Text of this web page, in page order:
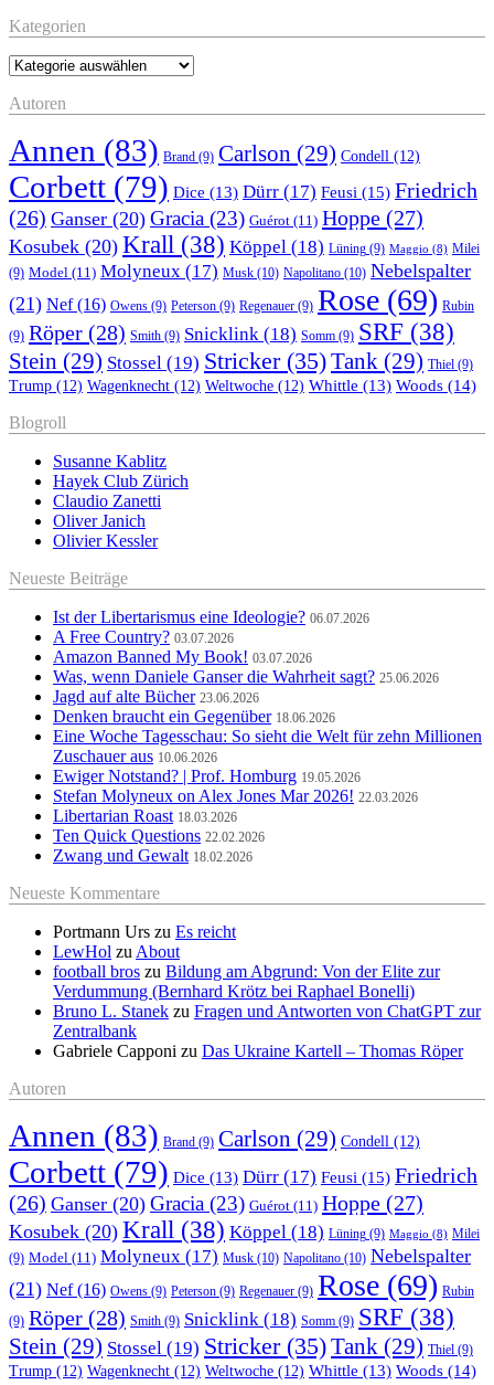
Kategorien
Kategorien
Autoren
Annen (83) Brand (9) Carlson (29) Condell (12)
Corbett (79) Dice (13) Dürr (17) Feusi (15) Friedrich
(26) Ganser (20) Gracia (23) Guérot (11) Hoppe (27)
Kosubek (20) Krall (38) Köppel (18) Lüning (9) Maggio (8) Milei
(9) Model (11) Molyneux (17) Musk (10) Napolitano (10) Nebelspalter
(21) Nef(16) Owens (9) Peterson (9) Regenauer (9) Rose (69) Rubin
(9) Röper (28) Smith (9) Snicklink (18) Somm (9) SRF (38)
Stein (29) Stossel (19) Stricker(35)Tank (29) Thiel (9)
Trump (12) Wagenknecht (12) Weltwoche (12) Whittle (13) Woods (14)
Blogroll
Susanne Kablitz
Hayek Club Zürich
Claudio Zanetti
Oliver Janich
Olivier Kessler
Neueste Beiträge
Ist der Libertarismus eine Ideologie? 06.07.2026
A Free Country? 03.07.2026
Amazon Banned My Book! 03.07.2026
Was, wenn Daniele Ganser die Wahrheit sagt? 25.06.2026
Jagd auf alte Bücher 23.06.2026
Denken braucht ein Gegenüber 18.06.2026
Eine Woche Tagesschau: So sieht die Welt für zehn Millionen
Zuschauer aus 10.06.2026
Ewiger Notstand? | Prof. Homburg 19.05.2026
Stefan Molyneux on Alex Jones Mar 2026! 22.03.2026
Libertarian Roast 18.03.2026
Ten Quick Questions 22.02.2026
Zwang und Gewalt 18.02.2026
Neueste Kommentare
Portmann Urs zu Es reicht
LewHol zu About
football bros zu Bildung am Abgrund: Von der Elite zur
Verdummung (Bernhard Krötz bei Raphael Bonelli)
Bruno L. Stanek zu Fragen und Antworten von ChatGPT zur
Zentralbank
Gabriele Capponi zu Das Ukraine Kartell – Thomas Röper
Autoren
Annen (83) Brand (9) Carlson (29) Condell (12)
Corbett (79) Dice (13) Dürr (17) Feusi (15) Friedrich
(26) Ganser (20) Gracia (23) Guérot (11) Hoppe (27)
Kosubek (20) Krall (38) Köppel (18) Lüning (9) Maggio (8) Milei
(9) Model (11) Molyneux (17) Musk (10) Napolitano (10) Nebelspalter
(21) Nef(16) Owens (9) Peterson (9) Regenauer (9) Rose (69) Rubin
(9) Röper (28) Smith (9) Snicklink (18) Somm (9) SRF (38)
Stein (29) Stossel (19) Stricker(35)Tank (29) Thiel (9)
Trump (12) Wagenknecht (12) Weltwoche (12) Whittle (13) Woods (14)